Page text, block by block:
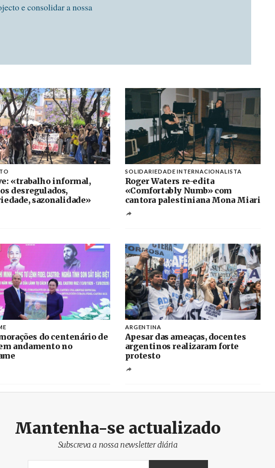
e consolidar a nossa
«trabalho informal,
desregulados,
sazonalidade»
SOLIDARIEDADE INTERNACIONALISTA
Roger Waters re-edita
«Comfortably Numb» com
cantora palestiniana Mona Miari
do centenário de
andamento no
ARGENTINA
Apesar das ameaças, docentes
argentinos realizaram forte
protesto
Mantenha-se actualizado
Subscreva a nossa newsletter diária